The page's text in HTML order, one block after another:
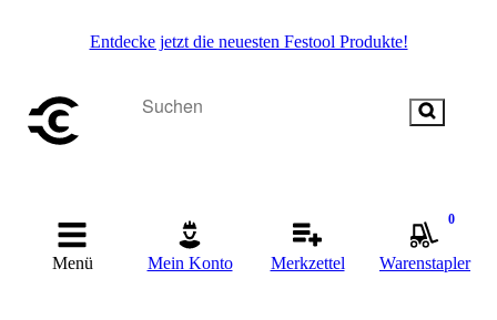
Entdecke jetzt die neuesten Festool Produkte!
Menü Mein Konto Merkzettel
0
Warenstapler